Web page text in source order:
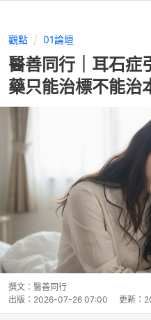
觀點 01論壇
醫善同行｜耳石
藥只能治標不能治
撰文： 醫善同行
出版： 2026-07-26 07:00 更新：